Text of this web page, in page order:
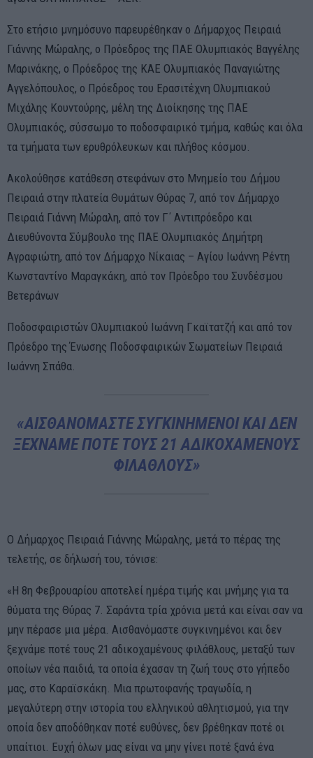
Στο ετήσιο μνημόσυνο παρευρέθηκαν ο Δήμαρχος Πειραιά
Γιάννης Μώραλης, ο Πρόεδρος της ΠΑΕ Ολυμπιακός Βαγγέλης
Μαρινάκης, o Πρόεδρος της ΚΑΕ Ολυμπιακός Παναγιώτης
Αγγελόπουλος, ο Πρόεδρος του Ερασιτέχνη Ολυμπιακού
Μιχάλης Κουντούρης, μέλη της Διοίκησης της ΠΑΕ
Ολυμπιακός, σύσσωμο το ποδοσφαιρικό τμήμα, καθώς και όλα
τα τμήματα των ερυθρόλευκων και πλήθος κόσμου.
Ακολούθησε κατάθεση στεφάνων στο Μνημείο του Δήμου
Πειραιά στην πλατεία Θυμάτων Θύρας 7, από τον Δήμαρχο
Πειραιά Γιάννη Μώραλη, από τον Γ΄ Αντιπρόεδρο και
Διευθύνοντα Σύμβουλο της ΠΑΕ Ολυμπιακός Δημήτρη
Αγραφιώτη, από τον Δήμαρχο Νίκαιας – Αγίου Ιωάννη Ρέντη
Κωνσταντίνο Μαραγκάκη, από τον Πρόεδρο του Συνδέσμου
Βετεράνων
Ποδοσφαιριστών Ολυμπιακού Ιωάννη Γκαϊτατζή και από τον
Πρόεδρο της Ένωσης Ποδοσφαιρικών Σωματείων Πειραιά
Ιωάννη Σπάθα.
«ΑΙΣΘΑΝΌΜΑΣΤΕ ΣΥΓΚΙΝΗΜΈΝΟΙ ΚΑΙ ΔΕΝ
ΞΕΧΝΆΜΕ ΠΟΤΈ ΤΟΥΣ 21 ΑΔΙΚΟΧΑΜΈΝΟΥΣ
ΦΙΛΆΘΛΟΥΣ»
Ο Δήμαρχος Πειραιά Γιάννης Μώραλης, μετά το πέρας της
τελετής, σε δήλωσή του, τόνισε:
«Η 8η Φεβρουαρίου αποτελεί ημέρα τιμής και μνήμης για τα
θύματα της Θύρας 7. Σαράντα τρία χρόνια μετά και είναι σαν να
μην πέρασε μια μέρα. Αισθανόμαστε συγκινημένοι και δεν
ξεχνάμε ποτέ τους 21 αδικοχαμένους φιλάθλους, μεταξύ των
οποίων νέα παιδιά, τα οποία έχασαν τη ζωή τους στο γήπεδο
μας, στο Καραϊσκάκη. Μια πρωτοφανής τραγωδία, η
μεγαλύτερη στην ιστορία του ελληνικού αθλητισμού, για την
οποία δεν αποδόθηκαν ποτέ ευθύνες, δεν βρέθηκαν ποτέ οι
υπαίτιοι. Ευχή όλων μας είναι να μην γίνει ποτέ ξανά ένα